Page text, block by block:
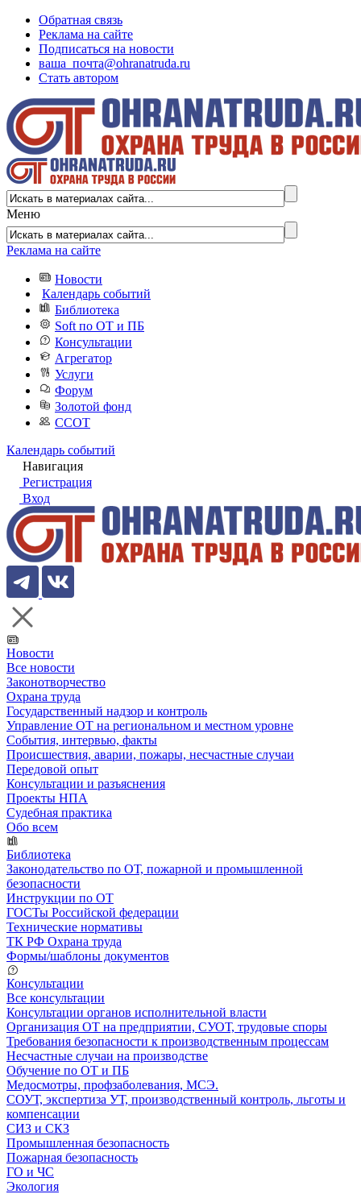
Обратная связь
Реклама на сайте
Подписаться на новости
ваша_почта@ohranatruda.ru
Стать автором
Меню
Реклама на сайте
Новости
Календарь событий
Библиотека
Soft по ОТ и ПБ
Консультации
Агрегатор
Услуги
Форум
Золотой фонд
ССОТ
Календарь событий
Навигация
Регистрация
Вход
Новости
Все новости
Законотворчество
Охрана труда
Государственный надзор и контроль
Управление ОТ на региональном и местном уровне
События, интервью, факты
Происшествия, аварии, пожары, несчастные случаи
Передовой опыт
Консультации и разъяснения
Проекты НПА
Судебная практика
Обо всем
Библиотека
Законодательство по ОТ, пожарной и промышленной
безопасности
Инструкции по ОТ
ГОСТы Российской федерации
Технические нормативы
ТК РФ Охрана труда
Формы/шаблоны документов
Консультации
Все консультации
Консультации органов исполнительной власти
Организация ОТ на предприятии, СУОТ, трудовые споры
Требования безопасности к производственным процессам
Несчастные случаи на производстве
Обучение по ОТ и ПБ
Медосмотры, профзаболевания, МСЭ.
СОУТ, экспертиза УТ, производственный контроль, льготы и
компенсации
СИЗ и СКЗ
Промышленная безопасность
Пожарная безопасность
ГО и ЧС
Экология